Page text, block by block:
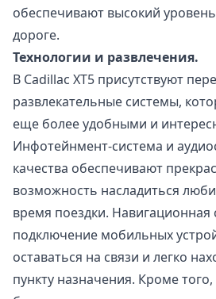
обеспечивают высокий
дороге.
Технологии и развлечения.
В Cadillac XT5 присутствуют
развлекательные системы,
еще более удобными и
Инфотейнмент-система и
качества обеспечивают
возможность насладиться
время поездки. Навигационная
подключение мобильных
оставаться на связи и легко
пункту назначения. Кроме того,